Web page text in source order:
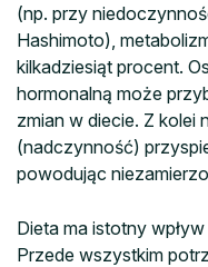
(np. przy
Hashimoto),
kilkadziesiąt procent.
hormonalną może
zmian w diecie. Z kolei
(nadczynność)
powodując
Dieta ma istotny
Przede wszystkim